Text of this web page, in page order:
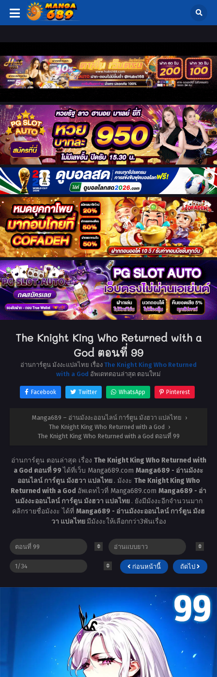
The Knight King Who Returned with a
God ตอนที่ 99
อ่านการ์ตูน มังงะแปลไทย เรื่อง The Knight King Who Returned
with a God อัพเดทตอนล่าสุด ตอนใหม่
Facebook Twitter WhatsApp Pinterest
Manga689 – อ่านมังงะออนไลน์ การ์ตูน มังฮวา แปลไทย ›
The Knight King Who Returned with a God ›
The Knight King Who Returned with a God ตอนที่ 99
อ่านการ์ตูน ตอนล่าสุด เรื่อง The Knight King Who Returned with
a God ตอนที่ 99ได้ที่เว็บ Manga689.com Manga689 - อ่านมังงะ
ออนไลน์ การ์ตูน มังฮวา แปลไทย . มังงะ The Knight King Who
Returned with a God อัพเดทไวที่ Manga689.com Manga689 - อ่า
นมังงะออนไลน์ การ์ตูน มังฮวา แปลไทย . ยังมีมังงะอีกจำนวนมาก
คลิกรายชื่อมังงะ ได้ที่ Manga689 - อ่านมังงะออนไลน์ การ์ตูน มังฮ
วา แปลไทย มีมังงะให้เลือกกว่า3พันเรื่อง
ก่อนหน้านี้ ถัดไป